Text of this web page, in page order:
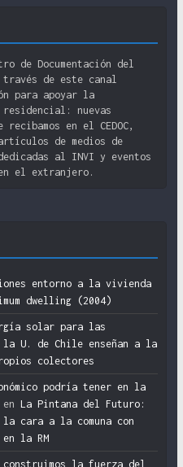
de Documentación del
de este canal
para apoyar la
nuevas
en el CEDOC,
de medios de
al INVI y eventos
el extranjero.
entorno a la vivienda
dwelling (2004)
solar para las
U. de Chile enseñan a la
colectores
podría tener en la
en La Pintana del Futuro:
cara a la comuna con
la RM
la fuerza del